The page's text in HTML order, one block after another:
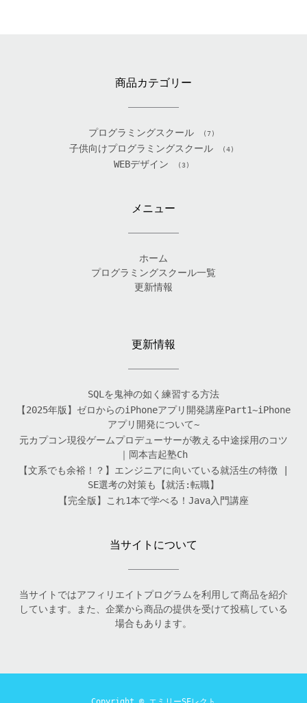
商品カテゴリー
プログラミングスクール (7)
子供向けプログラミングスクール (4)
WEBデザイン (3)
メニュー
ホーム
プログラミングスクール一覧
更新情報
更新情報
SQLを鬼神の如く練習する方法
【2025年版】ゼロからのiPhoneアプリ開発講座Part1~iPhone
アプリ開発について~
元カプコン現役ゲームプロデューサーが教える中途採用のコツ
｜岡本吉起塾Ch
【文系でも余裕！？】エンジニアに向いている就活生の特徴 |
SE選考の対策も【就活:転職】
【完全版】これ1本で学べる！Java入門講座
当サイトについて
当サイトではアフィリエイトプログラムを利用して商品を紹介
しています。また、企業から商品の提供を受けて投稿している
場合もあります。